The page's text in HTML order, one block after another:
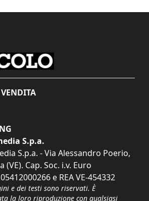
S.p.a.
S.p.a. - Via Alessandro Poerio,
(VE). Cap. Soc. i.v. Euro
e REA VE-454332
e dei testi sono riservati. È
la loro riproduzione con qualsiasi